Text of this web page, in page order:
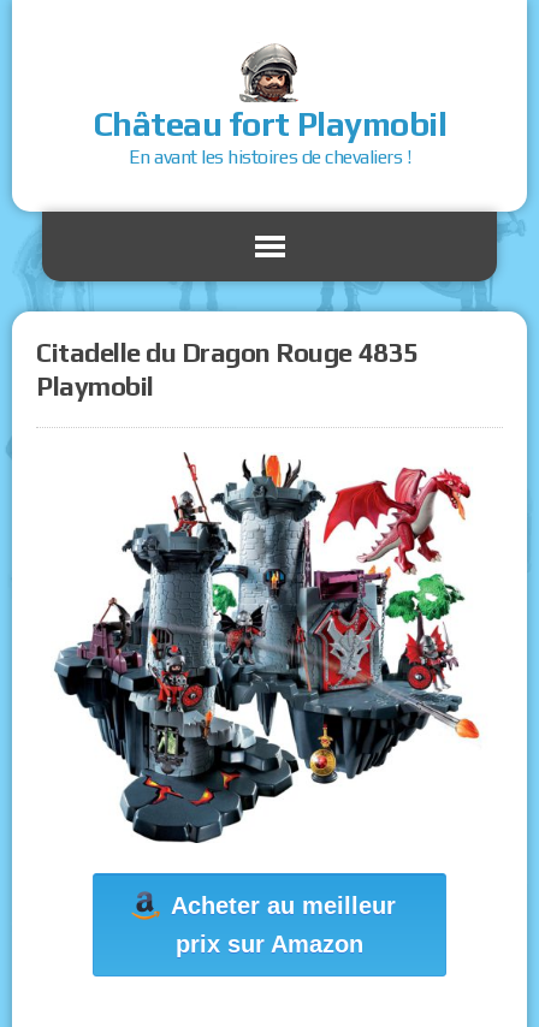
Château fort Playmobil
En avant les histoires de chevaliers !
Citadelle du Dragon Rouge 4835
Playmobil
Acheter au meilleur
prix sur Amazon